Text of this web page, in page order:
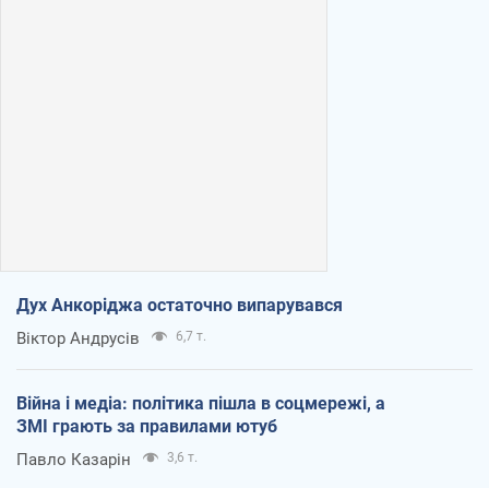
Дух Анкоріджа остаточно випарувався
Віктор Андрусів 6,7 т.
Війна і медіа: політика пішла в соцмережі, а
ЗМІ грають за правилами ютуб
Павло Казарін 3,6 т.